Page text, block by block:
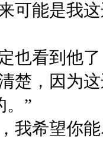
能是我这
看到他了
，因为这
。”
希望你能